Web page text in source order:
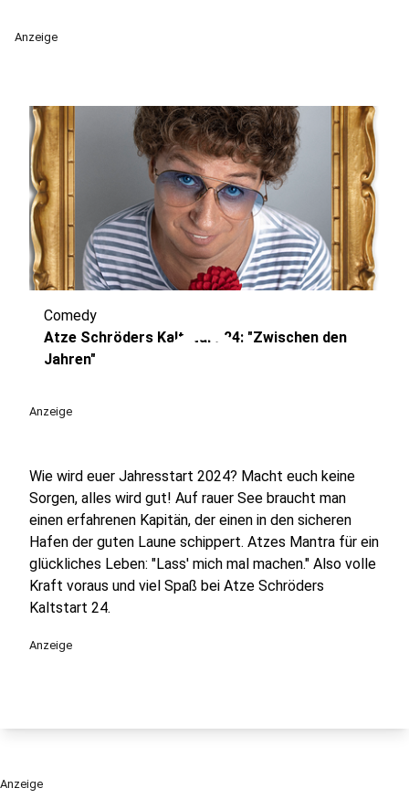
Anzeige
play_circle
Comedy
Atze Schröders Kaltstart 24: "Zwischen den
Jahren"
Anzeige
Wie wird euer Jahresstart 2024? Macht euch keine
Sorgen, alles wird gut! Auf rauer See braucht man
einen erfahrenen Kapitän, der einen in den sicheren
Hafen der guten Laune schippert. Atzes Mantra für ein
glückliches Leben: "Lass' mich mal machen." Also volle
Kraft voraus und viel Spaß bei Atze Schröders
Kaltstart 24.
Anzeige
Anzeige